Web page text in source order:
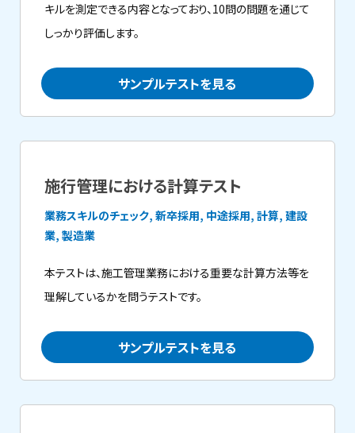
キルを測定できる内容となっており、10問の問題を通じて
しっかり評価します。
サンプルテストを見る
施行管理における計算テスト
業務スキルのチェック, 新卒採用, 中途採用, 計算, 建設
業, 製造業
本テストは、施工管理業務における重要な計算方法等を
理解しているかを問うテストです。
サンプルテストを見る